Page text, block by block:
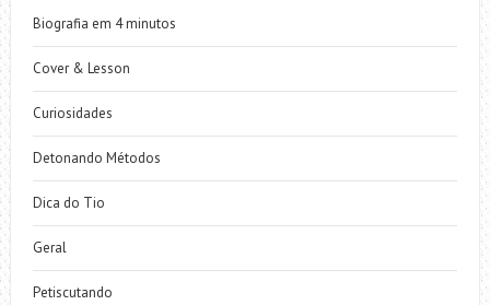
Biografia em 4 minutos
Cover & Lesson
Curiosidades
Detonando Métodos
Dica do Tio
Geral
Petiscutando